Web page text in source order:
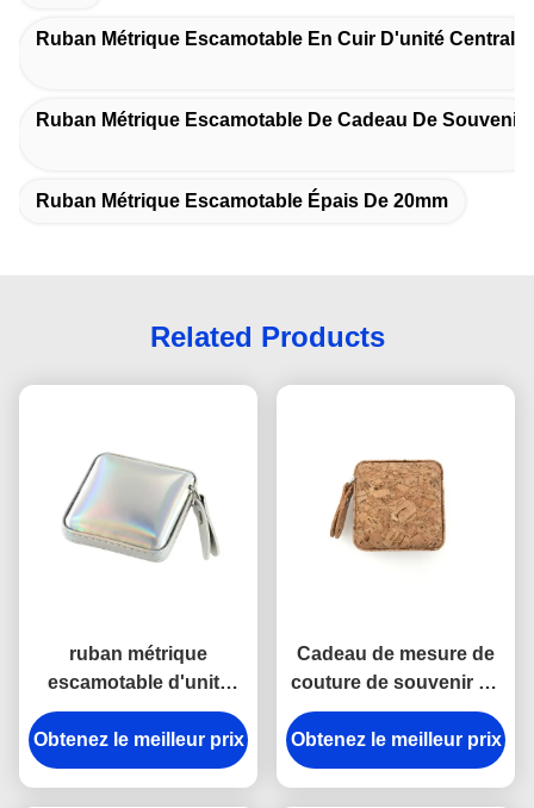
Ruban Métrique Escamotable En Cuir D'unité Centrale
Ruban Métrique Escamotable De Cadeau De Souvenir
Ruban Métrique Escamotable Épais De 20mm
Related Products
ruban métrique
escamotable d'unité
centrale de 15mm de
cadeau en cuir Jelly
Color de souvenir
Obtenez le meilleur prix
Cadeau de mesure de
couture de souvenir de
la place 15mm d'ABS
d'unité centrale de
bande d'Imega
Obtenez le meilleur prix